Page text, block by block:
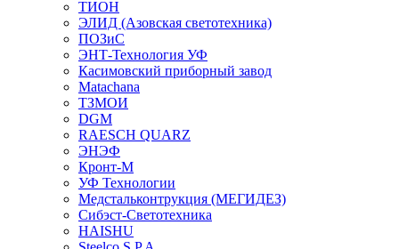
ТИОН
ЭЛИД (Азовская светотехника)
ПОЗиС
ЭНТ-Технология УФ
Касимовский приборный завод
Matachana
ТЗМОИ
DGM
RAESCH QUARZ
ЭНЭФ
Кронт-М
УФ Технологии
Медстальконтрукция (МЕГИДЕЗ)
Сибэст-Светотехника
HAISHU